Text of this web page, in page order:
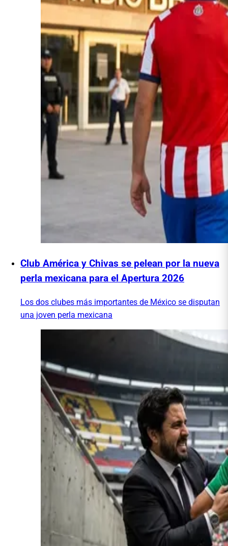
Club América y Chivas se pelean por la nueva
perla mexicana para el Apertura 2026
Los dos clubes más importantes de México se disputan
una joven perla mexicana